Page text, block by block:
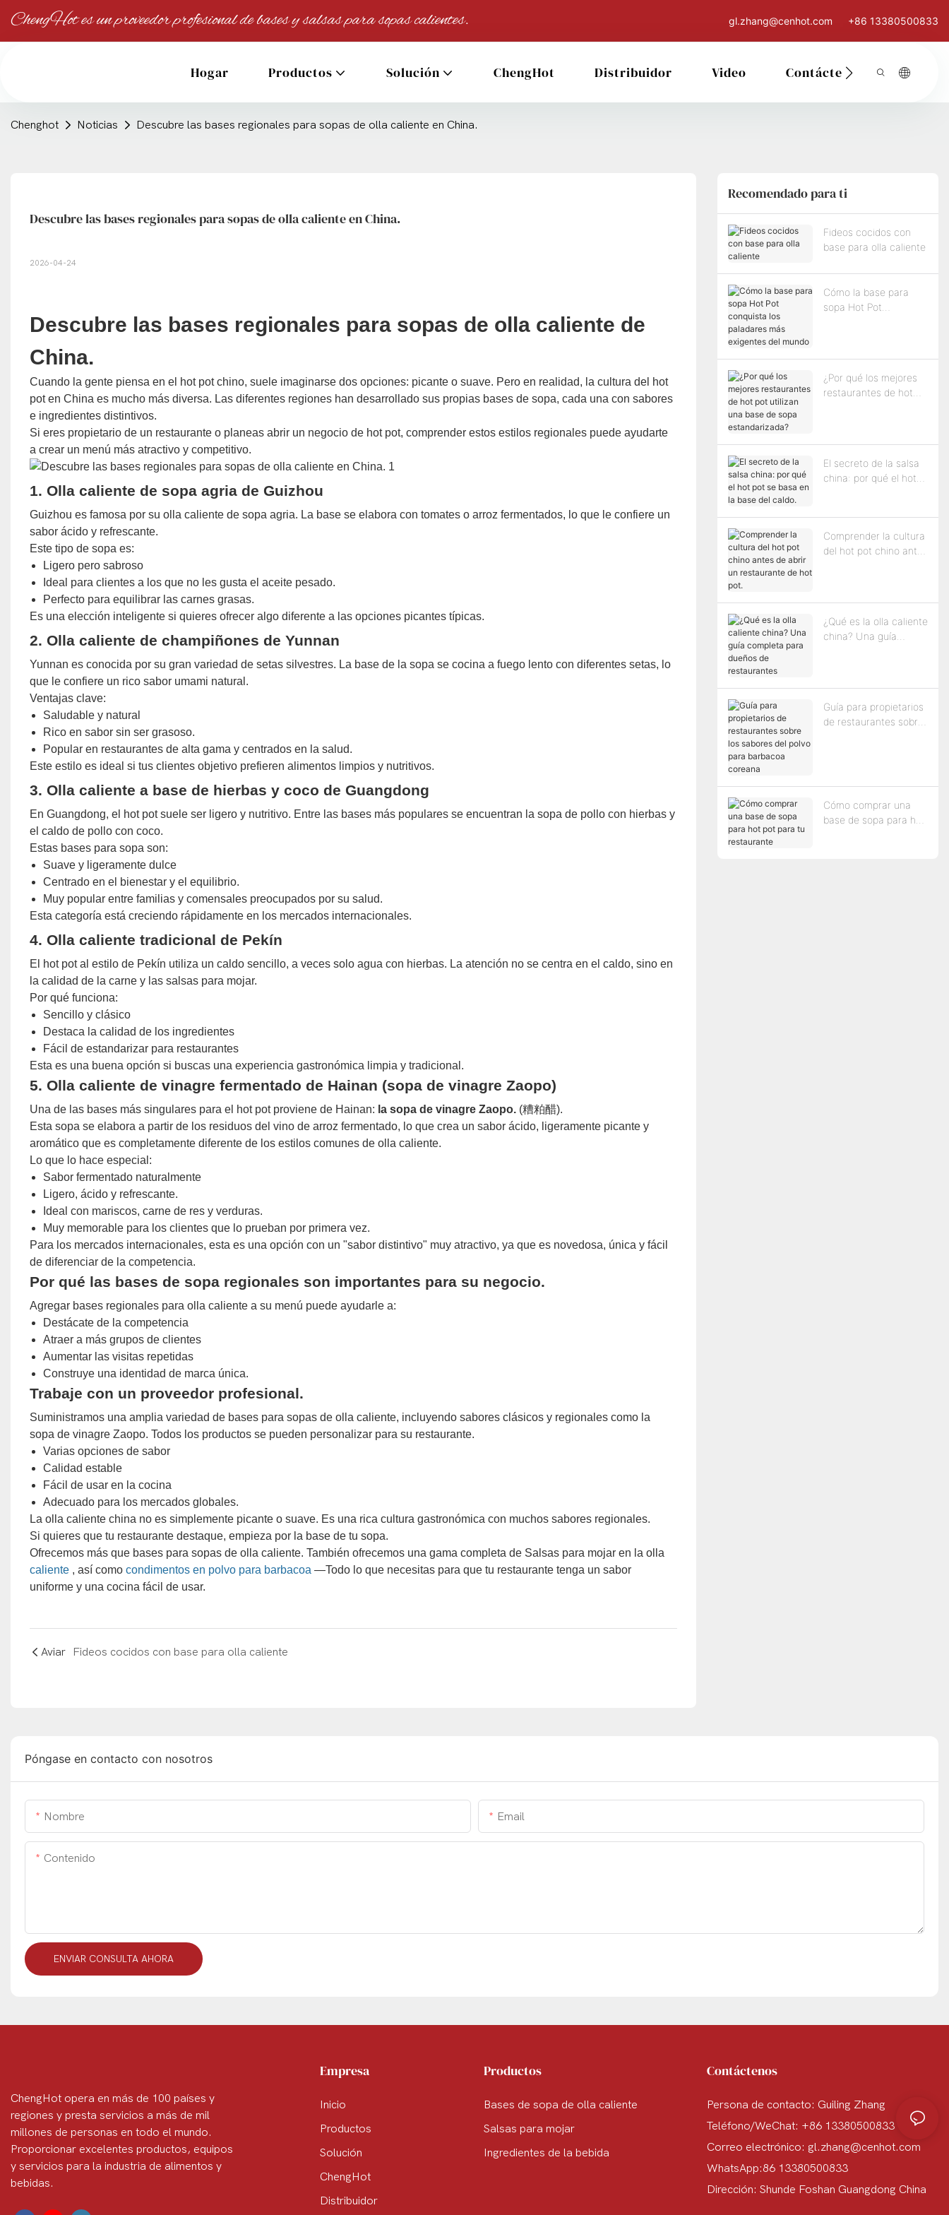
ChengHot es un proveedor profesional de bases y salsas para sopas calientes. gl.zhang@cenhot.com +86 13380500833
Hogar Productos Solución ChengHot Distribuidor Video Contáctenos
Chenghot Noticias Descubre las bases regionales para sopas de olla caliente en China.
Descubre las bases regionales para sopas de olla caliente en China.
2026-04-24
Descubre las bases regionales para sopas de olla caliente de
China.
Cuando la gente piensa en el hot pot chino, suele imaginarse dos opciones: picante o suave. Pero en realidad, la cultura del hot
pot en China es mucho más diversa. Las diferentes regiones han desarrollado sus propias bases de sopa, cada una con sabores
e ingredientes distintivos.
Si eres propietario de un restaurante o planeas abrir un negocio de hot pot, comprender estos estilos regionales puede ayudarte
a crear un menú más atractivo y competitivo.
1. Olla caliente de sopa agria de Guizhou
Guizhou es famosa por su olla caliente de sopa agria. La base se elabora con tomates o arroz fermentados, lo que le confiere un
sabor ácido y refrescante.
Este tipo de sopa es:
Ligero pero sabroso
Ideal para clientes a los que no les gusta el aceite pesado.
Perfecto para equilibrar las carnes grasas.
Es una elección inteligente si quieres ofrecer algo diferente a las opciones picantes típicas.
2. Olla caliente de champiñones de Yunnan
Yunnan es conocida por su gran variedad de setas silvestres. La base de la sopa se cocina a fuego lento con diferentes setas, lo
que le confiere un rico sabor umami natural.
Ventajas clave:
Saludable y natural
Rico en sabor sin ser grasoso.
Popular en restaurantes de alta gama y centrados en la salud.
Este estilo es ideal si tus clientes objetivo prefieren alimentos limpios y nutritivos.
3. Olla caliente a base de hierbas y coco de Guangdong
En Guangdong, el hot pot suele ser ligero y nutritivo. Entre las bases más populares se encuentran la sopa de pollo con hierbas y
el caldo de pollo con coco.
Estas bases para sopa son:
Suave y ligeramente dulce
Centrado en el bienestar y el equilibrio.
Muy popular entre familias y comensales preocupados por su salud.
Esta categoría está creciendo rápidamente en los mercados internacionales.
4. Olla caliente tradicional de Pekín
El hot pot al estilo de Pekín utiliza un caldo sencillo, a veces solo agua con hierbas. La atención no se centra en el caldo, sino en
la calidad de la carne y las salsas para mojar.
Por qué funciona:
Sencillo y clásico
Destaca la calidad de los ingredientes
Fácil de estandarizar para restaurantes
Esta es una buena opción si buscas una experiencia gastronómica limpia y tradicional.
5. Olla caliente de vinagre fermentado de Hainan (sopa de vinagre Zaopo)
Una de las bases más singulares para el hot pot proviene de Hainan: la sopa de vinagre Zaopo.(糟粕醋).
Esta sopa se elabora a partir de los residuos del vino de arroz fermentado, lo que crea un sabor ácido, ligeramente picante y
aromático que es completamente diferente de los estilos comunes de olla caliente.
Lo que lo hace especial:
Sabor fermentado naturalmente
Ligero, ácido y refrescante.
Ideal con mariscos, carne de res y verduras.
Muy memorable para los clientes que lo prueban por primera vez.
Para los mercados internacionales, esta es una opción con un "sabor distintivo" muy atractivo, ya que es novedosa, única y fácil
de diferenciar de la competencia.
Por qué las bases de sopa regionales son importantes para su negocio.
Agregar bases regionales para olla caliente a su menú puede ayudarle a:
Destácate de la competencia
Atraer a más grupos de clientes
Aumentar las visitas repetidas
Construye una identidad de marca única.
Trabaje con un proveedor profesional.
Suministramos una amplia variedad de bases para sopas de olla caliente, incluyendo sabores clásicos y regionales como la
sopa de vinagre Zaopo. Todos los productos se pueden personalizar para su restaurante.
Varias opciones de sabor
Calidad estable
Fácil de usar en la cocina
Adecuado para los mercados globales.
La olla caliente china no es simplemente picante o suave. Es una rica cultura gastronómica con muchos sabores regionales.
Si quieres que tu restaurante destaque, empieza por la base de tu sopa.
Ofrecemos más que bases para sopas de olla caliente. También ofrecemos una gama completa deSalsas para mojar en la olla
caliente, así como condimentos en polvo para barbacoa —Todo lo que necesitas para que tu restaurante tenga un sabor
uniforme y una cocina fácil de usar.
Aviar Fideos cocidos con base para olla caliente
Recomendado para ti
Fideos cocidos con
base para olla caliente
Cómo la base para
sopa Hot Pot
¿Por qué los mejores
restaurantes de hot
El secreto de la salsa
china: por qué el hot
Comprender la cultura
del hot pot chino antes
¿Qué es la olla caliente
china? Una guía
Guía para propietarios
de restaurantes sobre
Cómo comprar una
base de sopa para hot
Póngase en contacto con nosotros
Nombre Email
Contenido
ENVIAR CONSULTA AHORA
ChengHot opera en más de 100 países y
regiones y presta servicios a más de mil
millones de personas en todo el mundo.
Proporcionar excelentes productos, equipos
y servicios para la industria de alimentos y
bebidas.
Empresa
Inicio
Productos
Solución
ChengHot
Distribuidor
Productos
Bases de sopa de olla caliente
Salsas para mojar
Ingredientes de la bebida
Contáctenos
Persona de contacto: Guiling Zhang
Teléfono/WeChat: +86 13380500833
Correo electrónico: gl.zhang@cenhot.com
WhatsApp:86 13380500833
Dirección: Shunde Foshan Guangdong China